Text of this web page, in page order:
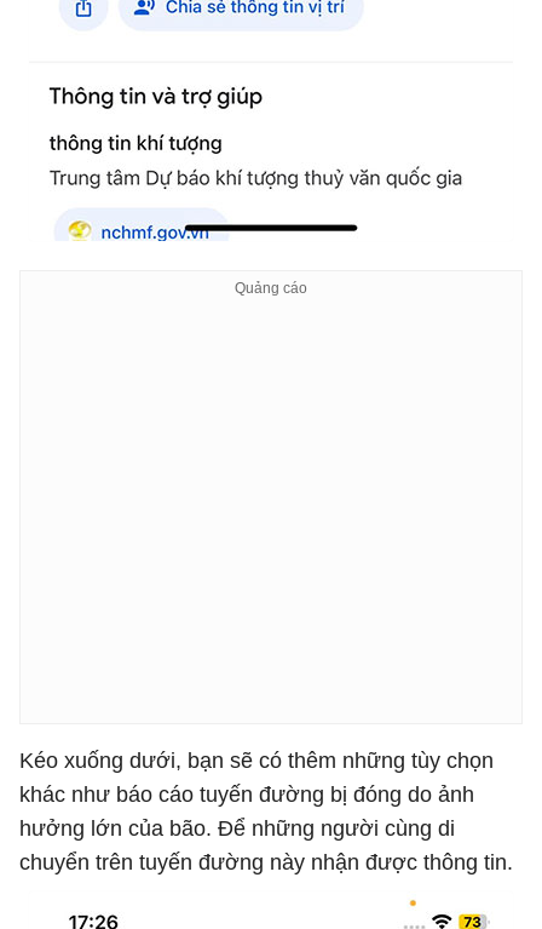
Kéo xuống dưới, bạn sẽ có thêm những tùy chọn
khác như báo cáo tuyến đường bị đóng do ảnh
hưởng lớn của bão. Để những người cùng di
chuyển trên tuyến đường này nhận được thông tin.